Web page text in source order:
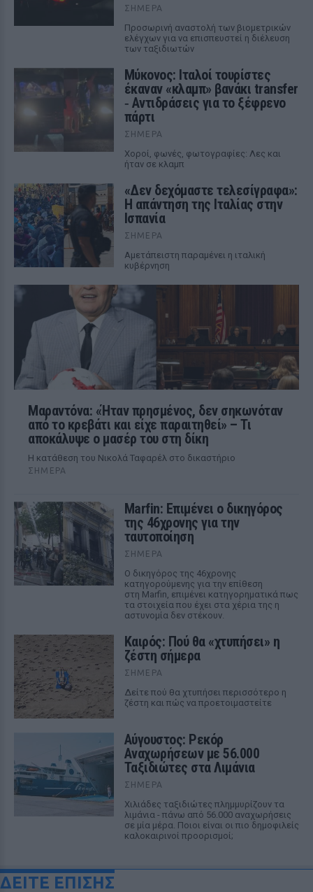
ΣΉΜΕΡΑ
Προσωρινή αναστολή των βιομετρικών
ελέγχων για να επισπευστεί η διέλευση
των ταξιδιωτών
Μύκονος: Ιταλοί τουρίστες
έκαναν «κλαμπ» βανάκι transfer
‑ Αντιδράσεις για το ξέφρενο
πάρτι
ΣΉΜΕΡΑ
Χοροί, φωνές, φωτογραφίες: Λες και
ήταν σε κλαμπ
«Δεν δεχόμαστε τελεσίγραφα»:
Η απάντηση της Ιταλίας στην
Ισπανία
ΣΉΜΕΡΑ
Αμετάπειστη παραμένει η ιταλική
κυβέρνηση
Μαραντόνα: «Ήταν πρησμένος, δεν σηκωνόταν
από το κρεβάτι και είχε παραιτηθεί» – Τι
αποκάλυψε ο μασέρ του στη δίκη
Η κατάθεση του Νικολά Ταφαρέλ στο δικαστήριο
ΣΉΜΕΡΑ
Marfin: Επιμένει ο δικηγόρος
της 46χρονης για την
ταυτοποίηση
ΣΉΜΕΡΑ
Ο δικηγόρος της 46χρονης
κατηγορούμενης για την επίθεση
στη Marfin, επιμένει κατηγορηματικά πως
τα στοιχεία που έχει στα χέρια της η
αστυνομία δεν στέκουν.
Καιρός: Πού θα «χτυπήσει» η
ζέστη σήμερα
ΣΉΜΕΡΑ
Δείτε πού θα χτυπήσει περισσότερο η
ζέστη και πώς να προετοιμαστείτε
Αύγουστος: Ρεκόρ
Αναχωρήσεων με 56.000
Ταξιδιώτες στα Λιμάνια
ΣΉΜΕΡΑ
Χιλιάδες ταξιδιώτες πλημμυρίζουν τα
λιμάνια - πάνω από 56.000 αναχωρήσεις
σε μία μέρα. Ποιοι είναι οι πιο δημοφιλείς
καλοκαιρινοί προορισμοί;
ΔΕΙΤΕ ΕΠΙΣΗΣ